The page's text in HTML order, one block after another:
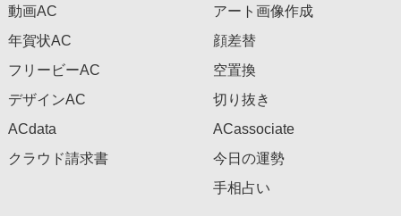
動画AC
年賀状AC
フリービーAC
デザインAC
ACdata
クラウド請求書
アート画像作成
顔差替
空置換
切り抜き
ACassociate
今日の運勢
手相占い